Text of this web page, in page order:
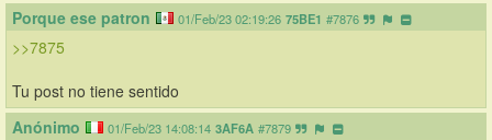
Porque ese patron
01/Feb/23 02:19:26 75BE1 #7876
>>7875
Tu post no tiene sentido
Anónimo
01/Feb/23 14:08:14 3AF6A #7879